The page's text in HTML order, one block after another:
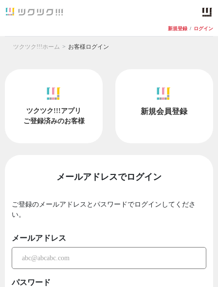
新規登録 / ログイン
ツクツク!!!ホーム お客様ログイン
ツクツク!!!アプリ
ご登録済みのお客様
新規会員登録
メールアドレスでログイン
ご登録のメールアドレスとパスワードでログインしてくださ
い。
メールアドレス
パスワード